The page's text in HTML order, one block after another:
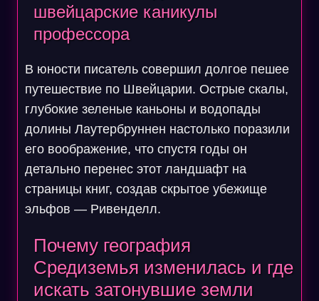
швейцарские каникулы
профессора
В юности писатель совершил долгое пешее
путешествие по Швейцарии. Острые скалы,
глубокие зеленые каньоны и водопады
долины Лаутербруннен настолько поразили
его воображение, что спустя годы он
детально перенес этот ландшафт на
страницы книг, создав скрытое убежище
эльфов — Ривенделл.
Почему география
Средиземья изменилась и где
искать затонувшие земли